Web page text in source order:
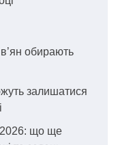
обирають
залишатися
2026: що ще